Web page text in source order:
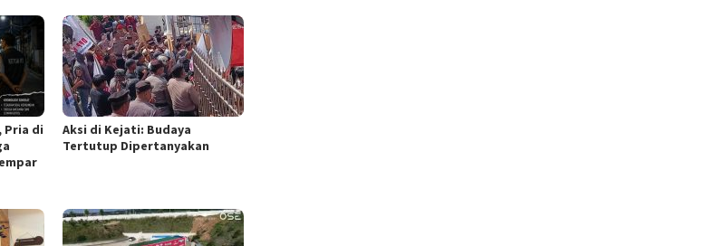
Pria di
Aksi di Kejati: Budaya
Tertutup Dipertanyakan